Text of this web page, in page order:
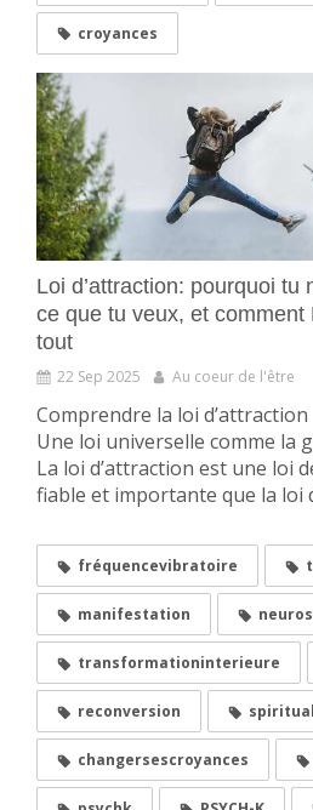
croyances
Loi d’attraction: pourquoi tu
ce que tu veux, et
tout
22 Sep 2025 Au coeur de l'être
Comprendre la loi d’attraction
Une loi universelle comme la
La loi d’attraction est une loi
fiable et importante que la loi
fréquencevibratoire
manifestation
transformationinterieure
reconversion
changersescroyances